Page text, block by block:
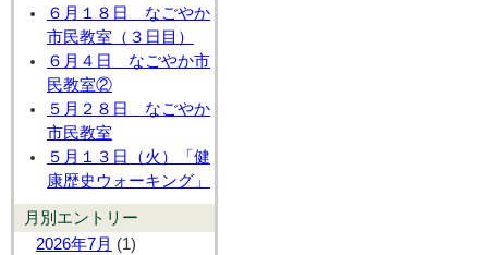
６月１８日 なごやか
市民教室（３日目）
６月４日 なごやか市
民教室②
５月２８日 なごやか
市民教室
５月１３日（火）「健
康歴史ウォーキング」
月別エントリー
2026年7月 (1)